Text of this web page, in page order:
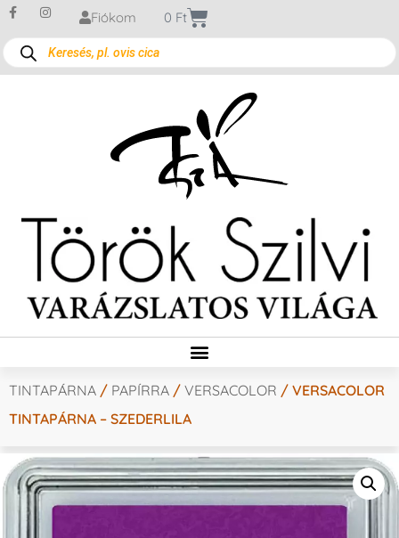
Fiókom 0 Ft
TINTAPÁRNA / PAPÍRRA / VERSACOLOR / VERSACOLOR
TINTAPÁRNA – SZEDERLILA